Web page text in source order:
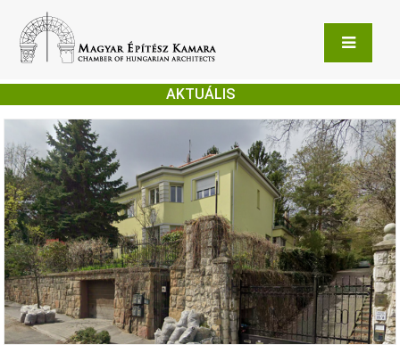
AKTUÁLIS